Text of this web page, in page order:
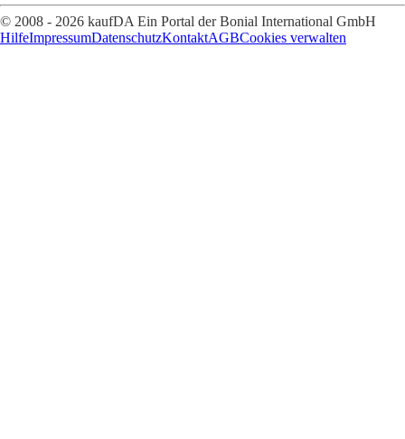
© 2008 - 2026 kaufDA Ein Portal der Bonial International GmbH
HilfeImpressumDatenschutzKontaktAGBCookies verwalten